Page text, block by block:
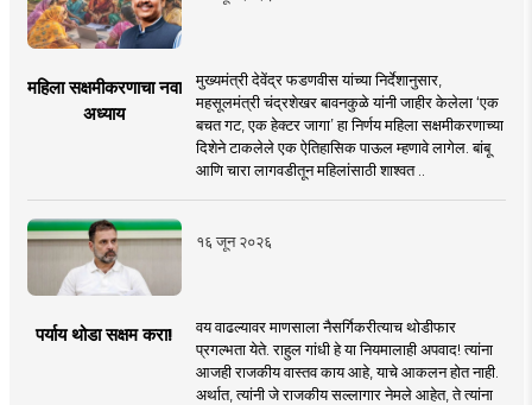
महिला सक्षमीकरणाचा नवा
अध्याय
मुख्यमंत्री देवेंद्र फडणवीस यांच्या निर्देशानुसार,
महसूलमंत्री चंद्रशेखर बावनकुळे यांनी जाहीर केलेला ‘एक
बचत गट, एक हेक्टर जागा’ हा निर्णय महिला सक्षमीकरणाच्या
दिशेने टाकलेले एक ऐतिहासिक पाऊल म्हणावे लागेल. बांबू
आणि चारा लागवडीतून महिलांसाठी शाश्वत ..
१६ जून २०२६
पर्याय थोडा सक्षम करा!
वय वाढल्यावर माणसाला नैसर्गिकरीत्याच थोडीफार
प्रगल्भता येते. राहुल गांधी हे या नियमालाही अपवाद! त्यांना
आजही राजकीय वास्तव काय आहे, याचे आकलन होत नाही.
अर्थात, त्यांनी जे राजकीय सल्लागार नेमले आहेत, ते त्यांना